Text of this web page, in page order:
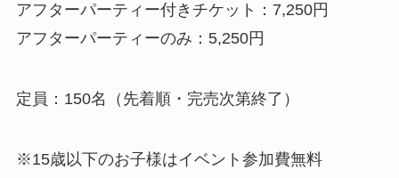
アフターパーティー付きチケット：7,250円
アフターパーティーのみ：5,250円
定員：150名（先着順・完売次第終了）
※15歳以下のお子様はイベント参加費無料